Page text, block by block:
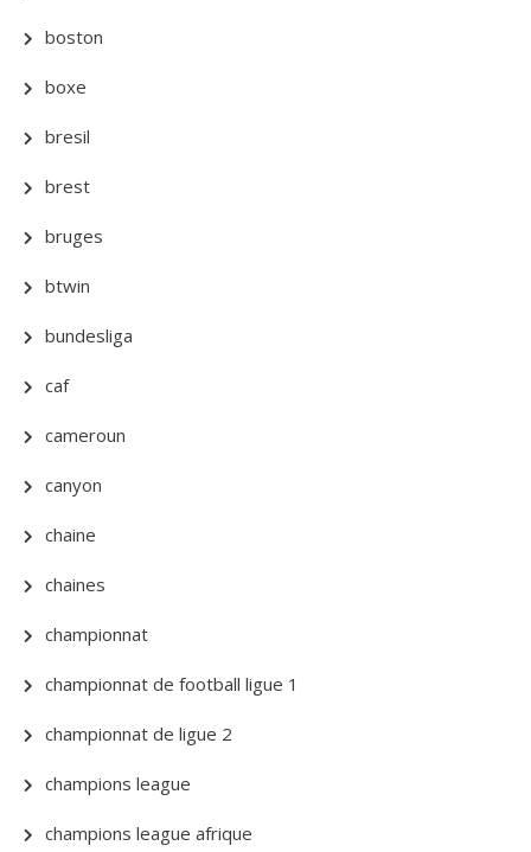
boston
boxe
bresil
brest
bruges
btwin
bundesliga
caf
cameroun
canyon
chaine
chaines
championnat
championnat de football ligue 1
championnat de ligue 2
champions league
champions league afrique